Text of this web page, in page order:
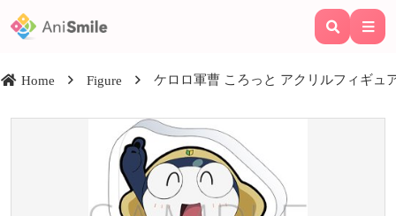
Home Figure ケロロ軍曹 ころっと アクリルフィギュ